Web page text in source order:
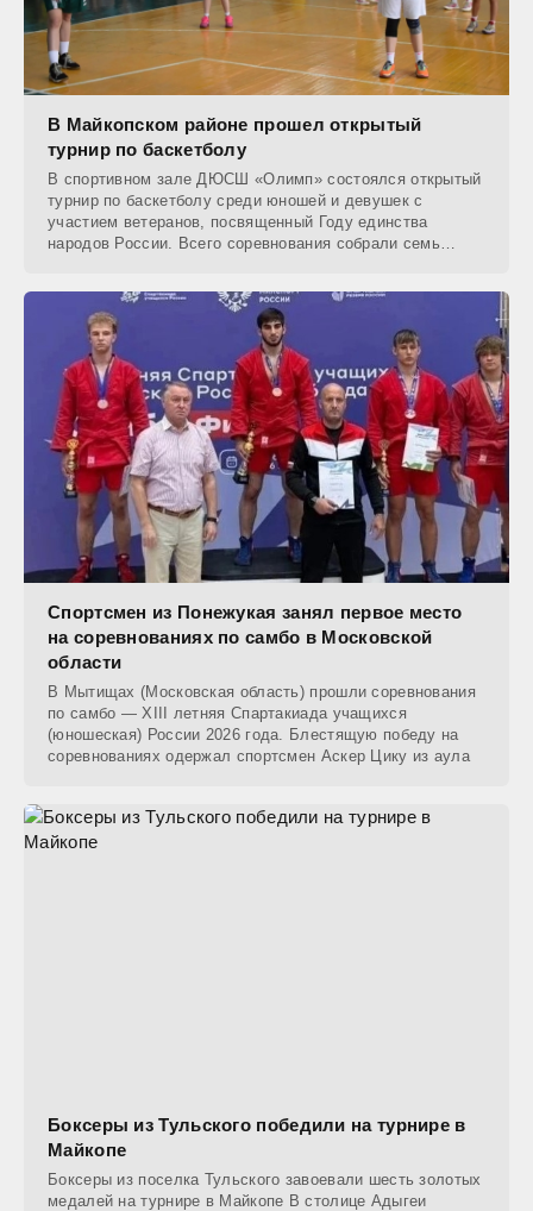
В Майкопском районе прошел открытый
турнир по баскетболу
В спортивном зале ДЮСШ «Олимп» состоялся открытый
турнир по баскетболу среди юношей и девушек с
участием ветеранов, посвященный Году единства
народов России. Всего соревнования собрали семь
Спортсмен из Понежукая занял первое место
на соревнованиях по самбо в Московской
области
В Мытищах (Московская область) прошли соревнования
по самбо — XIII летняя Спартакиада учащихся
(юношеская) России 2026 года. Блестящую победу на
соревнованиях одержал спортсмен Аскер Цику из аула
Боксеры из Тульского победили на турнире в
Майкопе
Боксеры из поселка Тульского завоевали шесть золотых
медалей на турнире в Майкопе В столице Адыгеи